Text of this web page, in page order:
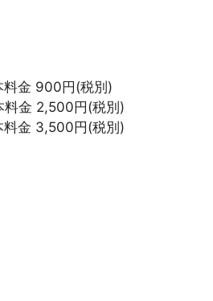
料金 900円(税別)
料金 2,500円(税別)
料金 3,500円(税別)